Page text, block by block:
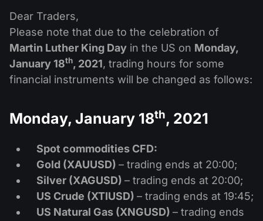
什么是CFD交易？
什么是ECN交易？
什么是外汇经纪商？
Dear Traders,
Please note that due to the celebration of
Martin Luther King Day in the US on Monday,
January 18th, 2021, trading hours for some
financial instruments will be changed as follows:
Monday, January 18th, 2021
Spot commodities CFD:
Gold (XAUUSD) – trading ends at 20:00;
Silver (XAGUSD) – trading ends at 20:00;
US Crude (XTIUSD) – trading ends at 19:45;
US Natural Gas (XNGUSD) – trading ends